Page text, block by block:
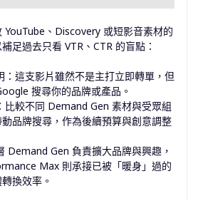
YouTube、Discovery 或短影音素材的
足過去只看 VTR、CTR 的盲點：
這支影片雖然不是主打立即轉單，但
搜尋你的品牌或產品。
較不同 Demand Gen 素材與受眾組
品牌搜尋，作為後續預算與創意調整
Demand Gen 負責擴大品牌與興趣，
Max 則承接已被「暖身」過的
換效率。